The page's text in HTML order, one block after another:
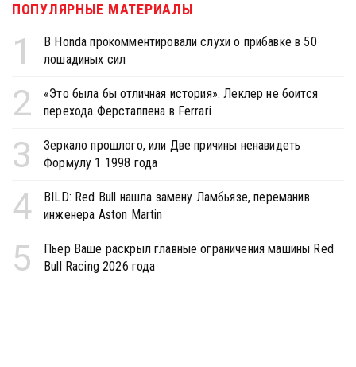
ПОПУЛЯРНЫЕ МАТЕРИАЛЫ
1
В Honda прокомментировали слухи о прибавке в 50
лошадиных сил
2
«Это была бы отличная история». Леклер не боится
перехода Ферстаппена в Ferrari
3
Зеркало прошлого, или Две причины ненавидеть
Формулу 1 1998 года
4
BILD: Red Bull нашла замену Ламбьязе, переманив
инженера Aston Martin
5
Пьер Ваше раскрыл главные ограничения машины Red
Bull Racing 2026 года